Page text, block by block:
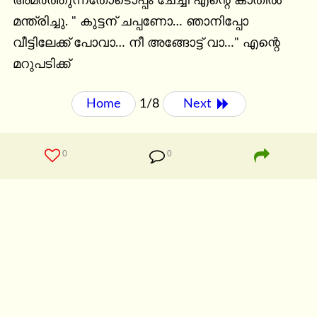
മന്ത്രിച്ചു. " കുട്ടന് ചപ്പണോ… ഞാനിപ്പോ
വീട്ടിലേക്ക് പോവാ… നീ അങ്ങോട്ട് വാ…" എന്റെ
മറുപടിക്ക്
Home 1/8 Next
0 0